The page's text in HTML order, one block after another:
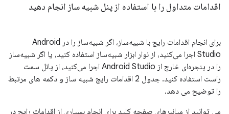
اقدامات متداول را با استفاده از پنل شبیه ساز انجام دهید
برای انجام اقدامات رایج با شبیه‌ساز، اگر شبیه‌ساز را در Android
Studio اجرا می‌کنید، از نوار ابزار شبیه‌ساز استفاده کنید، یا اگر شبیه‌ساز
را در پنجره‌ای خارج از Android Studio اجرا می‌کنید، از پانل سمت
راست استفاده کنید. جدول 2 اقدامات رایج شبیه ساز و دکمه های مرتبط
را توضیح می دهد.
می توانید از میانبرهای صفحه کلید برای انجام بسیاری از اقدامات رایج در